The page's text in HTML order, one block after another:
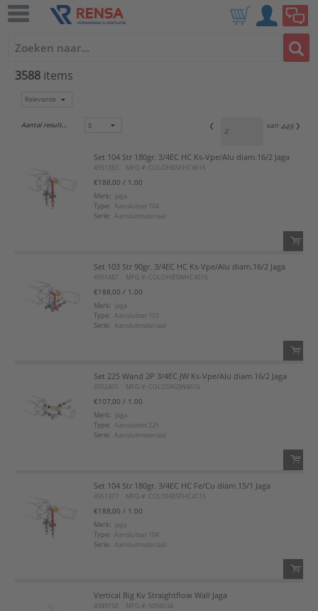
3588 items
Aantal resultaten: van 449
Set 104 Str 180gr. 3/4EC HC Ks-Vpe/Alu diam.16/2 Jaga
4951383 MFG #: COLOHBSFHC4616
€188,00 / 1.00
Merk:
Jaga
Type: Aansluitset 104
Serie: Aansluitmateriaal
Voeg toe aan favorietenlijst
Set 103 Str 90gr. 3/4EC HC Ks-Vpe/Alu diam.16/2 Jaga
4951487 MFG #: COLOHBSWHC4616
€188,00 / 1.00
Merk:
Jaga
Type: Aansluitset 103
Serie: Aansluitmateriaal
Voeg toe aan favorietenlijst
Set 225 Wand 2P 3/4EC JW Ks-Vpe/Alu diam.16/2 Jaga
4952401 MFG #: COLOSW2JW4616
€107,00 / 1.00
Merk:
Jaga
Type: Aansluitset 225
Serie: Aansluitmateriaal
Voeg toe aan favorietenlijst
Set 104 Str 180gr. 3/4EC HC Fe/Cu diam.15/1 Jaga
4951377 MFG #: COLOHBSFHC4115
€188,00 / 1.00
Merk:
Jaga
Type: Aansluitset 104
Serie: Aansluitmateriaal
Vertical Big Kv Straightflow Wall Jaga
4949158 MFG #: 5094534